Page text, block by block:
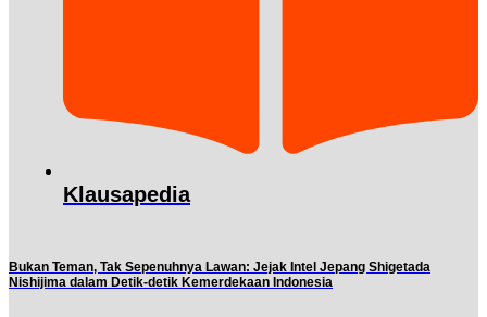
Klausapedia
Bukan Teman, Tak Sepenuhnya Lawan: Jejak Intel Jepang Shigetada
Nishijima dalam Detik-detik Kemerdekaan Indonesia